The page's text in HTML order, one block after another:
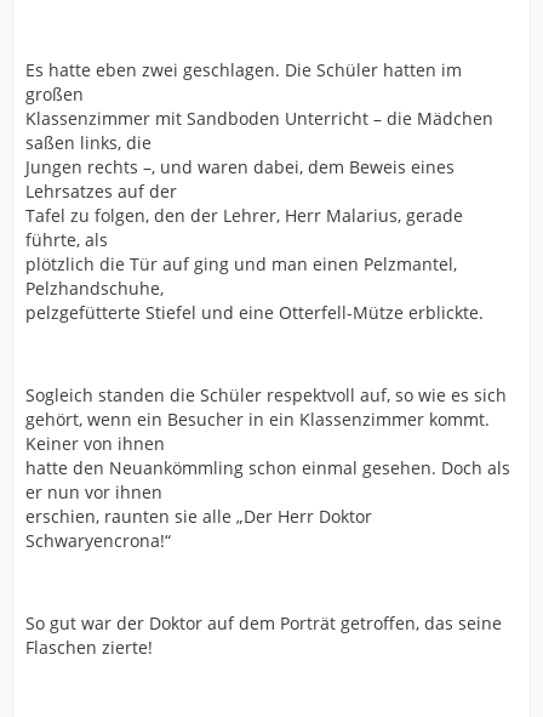
Es hatte eben zwei geschlagen. Die Schüler hatten im
großen
Klassenzimmer mit Sandboden Unterricht – die Mädchen
saßen links, die
Jungen rechts –, und waren dabei, dem Beweis eines
Lehrsatzes auf der
Tafel zu folgen, den der Lehrer, Herr Malarius, gerade
führte, als
plötzlich die Tür auf ging und man einen Pelzmantel,
Pelzhandschuhe,
pelzgefütterte Stiefel und eine Otterfell-Mütze erblickte.
Sogleich standen die Schüler respektvoll auf, so wie es sich
gehört, wenn ein Besucher in ein Klassenzimmer kommt.
Keiner von ihnen
hatte den Neuankömmling schon einmal gesehen. Doch als
er nun vor ihnen
erschien, raunten sie alle „Der Herr Doktor
Schwaryencrona!“
So gut war der Doktor auf dem Porträt getroffen, das seine
Flaschen zierte!